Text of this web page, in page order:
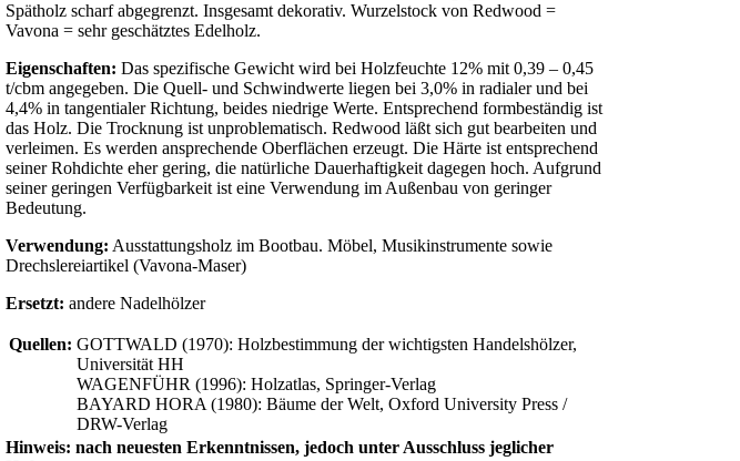
Spätholz scharf abgegrenzt. Insgesamt dekorativ. Wurzelstock von Redwood =
Vavona = sehr geschätztes Edelholz.
Eigenschaften: Das spezifische Gewicht wird bei Holzfeuchte 12% mit 0,39 – 0,45
t/cbm angegeben. Die Quell- und Schwindwerte liegen bei 3,0% in radialer und bei
4,4% in tangentialer Richtung, beides niedrige Werte. Entsprechend formbeständig ist
das Holz. Die Trocknung ist unproblematisch. Redwood läßt sich gut bearbeiten und
verleimen. Es werden ansprechende Oberflächen erzeugt. Die Härte ist entsprechend
seiner Rohdichte eher gering, die natürliche Dauerhaftigkeit dagegen hoch. Aufgrund
seiner geringen Verfügbarkeit ist eine Verwendung im Außenbau von geringer
Bedeutung.
Verwendung: Ausstattungsholz im Bootbau. Möbel, Musikinstrumente sowie
Drechslereiartikel (Vavona-Maser)
Ersetzt: andere Nadelhölzer
Quellen: GOTTWALD (1970): Holzbestimmung der wichtigsten Handelshölzer,
Universität HH
WAGENFÜHR (1996): Holzatlas, Springer-Verlag
BAYARD HORA (1980): Bäume der Welt, Oxford University Press /
DRW-Verlag
Hinweis: nach neuesten Erkenntnissen, jedoch unter Ausschluss jeglicher